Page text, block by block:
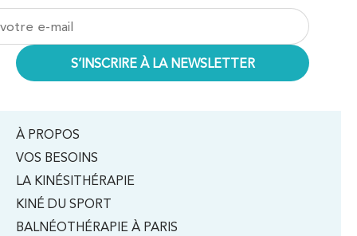
À PROPOS
VOS BESOINS
LA KINÉSITHÉRAPIE
KINÉ DU SPORT
BALNÉOTHÉRAPIE À PARIS
PRENDRE RDV
IK Morangis – 91
85 Av. de Balzac 91420 Morangis
85 Av. de Balzac 91420 Morangis